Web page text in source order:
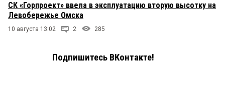
СК «Горпроект» ввела в эксплуатацию вторую высотку на
Левобережье Омска
10 августа 13:02 2 285
Подпишитесь ВКонтакте!